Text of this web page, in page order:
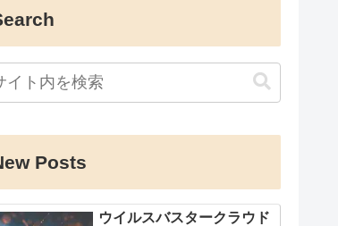
Posts
ウイルスバスタークラウド